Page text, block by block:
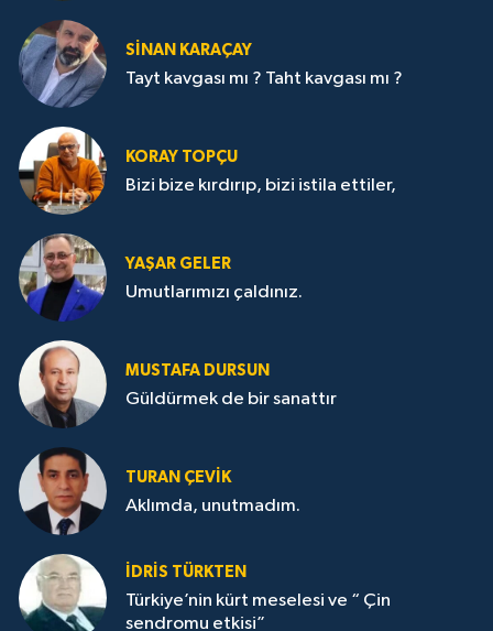
SİNAN KARAÇAY
Tayt kavgası mı ? Taht kavgası mı ?
KORAY TOPÇU
Bizi bize kırdırıp, bizi istila ettiler,
YAŞAR GELER
Umutlarımızı çaldınız.
MUSTAFA DURSUN
Güldürmek de bir sanattır
TURAN ÇEVİK
Aklımda, unutmadım.
İDRİS TÜRKTEN
Türkiye’nin kürt meselesi ve “ Çin
sendromu etkisi”